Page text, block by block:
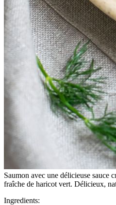
Saumon avec une délicieuse sauce
fraîche de haricot vert. Délicieux,
Ingredients: